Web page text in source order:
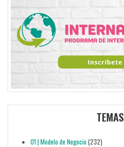
TEMAS
01 | Modelo de Negocio(232)